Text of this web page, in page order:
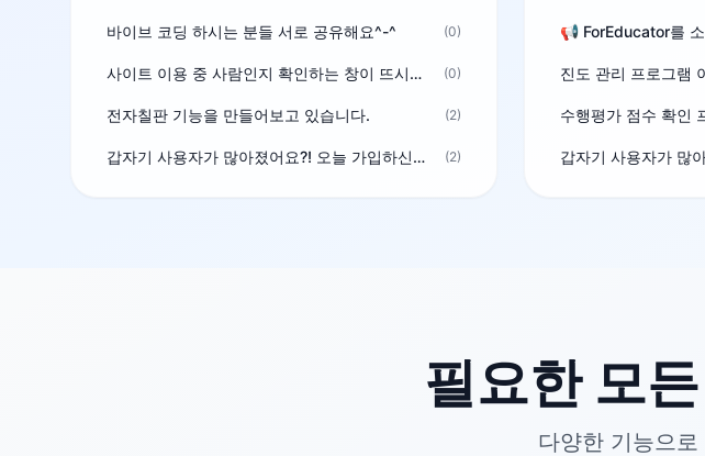
바이브 코딩 하시는 분들 서로 공유해요^-^ (0)
사이트 이용 중 사람인지 확인하는 창이 뜨시는 분은 알려주세요 (0)
전자칠판 기능을 만들어보고 있습니다. (2)
갑자기 사용자가 많아졌어요?! 오늘 가입하신분^^ (2)
진도 관리 프로그램
수행평가 점수 확인
필요한 모
다양한 기능으